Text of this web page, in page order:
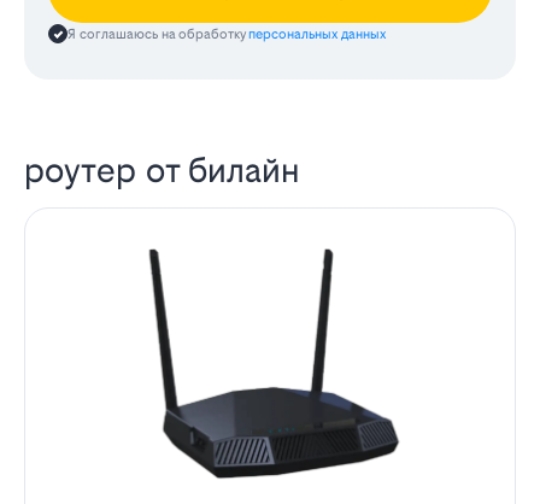
Я соглашаюсь на обработкуперсональных данных
роутер от билайн